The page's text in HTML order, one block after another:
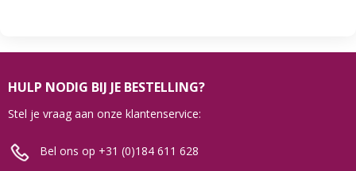
HULP NODIG BIJ JE BESTELLING?
Stel je vraag aan onze klantenservice:
Bel ons op +31 (0)184 611 628